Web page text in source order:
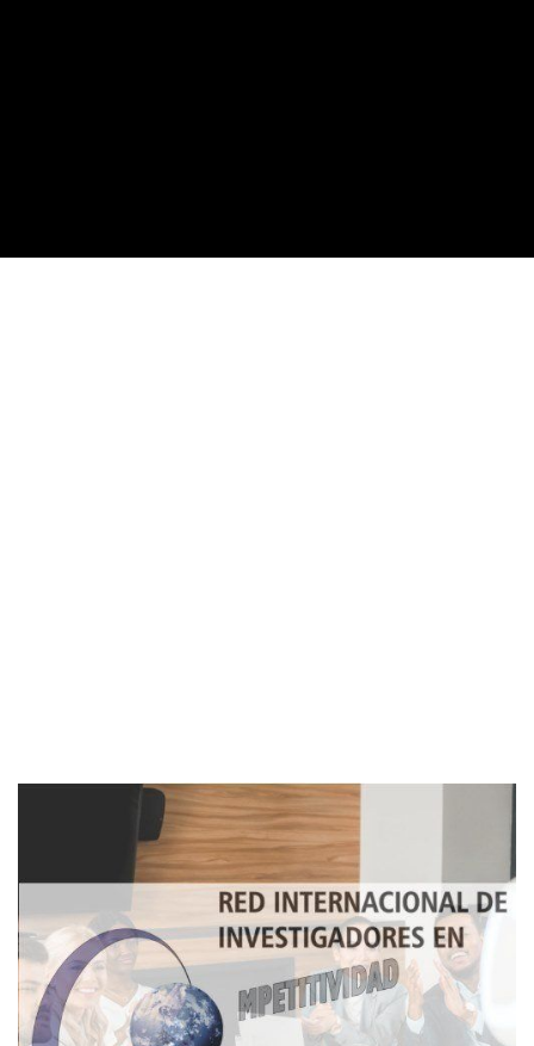
Imagen de portada